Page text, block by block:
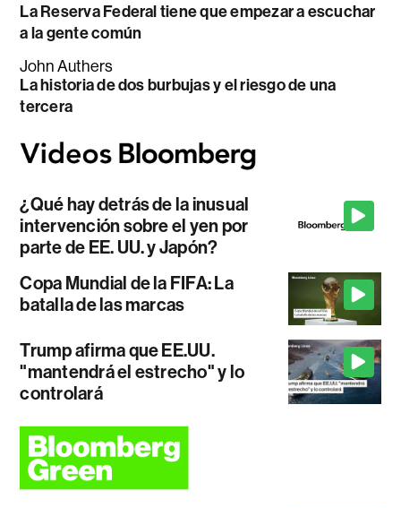
La Reserva Federal tiene que empezar a escuchar
a la gente común
John Authers
La historia de dos burbujas y el riesgo de una
tercera
¿Qué hay detrás de la inusual
intervención sobre el yen por
parte de EE. UU. y Japón?
Copa Mundial de la FIFA: La
batalla de las marcas
Trump afirma que EE.UU.
"mantendrá el estrecho" y lo
controlará